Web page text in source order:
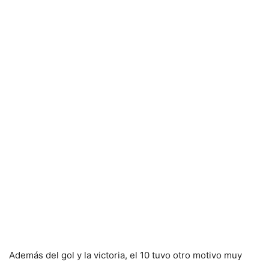
Además del gol y la victoria, el 10 tuvo otro motivo muy